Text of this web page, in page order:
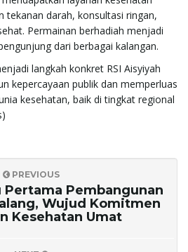
tekanan darah, konsultasi ringan,
Permainan berhadiah menjadi
dari berbagai kalangan.
langkah konkret RSI Aisyiyah
kepercayaan publik dan memperluas
kesehatan, baik di tingkat regional
PREVIOUS
Pertama Pembangunan
Wujud Komitmen
Kesehatan Umat